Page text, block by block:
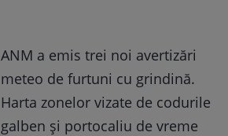
ANM a emis trei noi avertizări
meteo de furtuni cu grindină.
Harta zonelor vizate de codurile
galben și portocaliu de vreme